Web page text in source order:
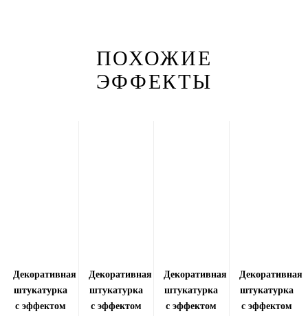
ПОХОЖИЕ
ЭФФЕКТЫ
Декоративная
штукатурка
с эффектом
Декоративная
штукатурка
с эффектом
Декоративная
штукатурка
с эффектом
Декоративная
штукатурка
с эффектом